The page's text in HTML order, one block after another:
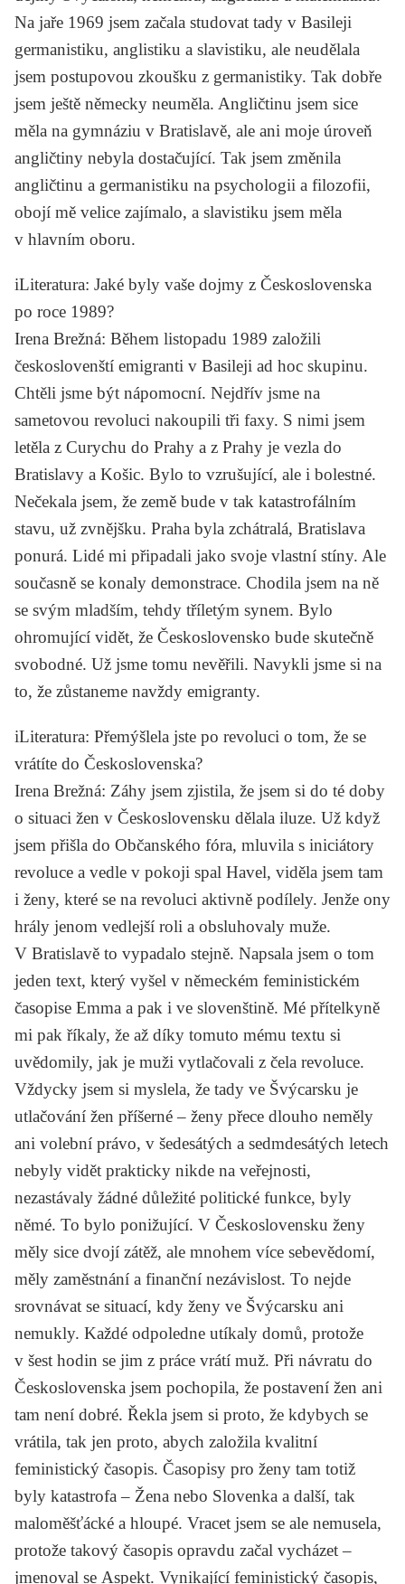
Na jaře 1969 jsem začala studovat tady v Basileji
germanistiku, anglistiku a slavistiku, ale neudělala
jsem postupovou zkoušku z germanistiky. Tak dobře
jsem ještě německy neuměla. Angličtinu jsem sice
měla na gymnáziu v Bratislavě, ale ani moje úroveň
angličtiny nebyla dostačující. Tak jsem změnila
angličtinu a germanistiku na psychologii a filozofii,
obojí mě velice zajímalo, a slavistiku jsem měla
v hlavním oboru.
iLiteratura: Jaké byly vaše dojmy z Československa
po roce 1989?
Irena Brežná: Během listopadu 1989 založili
českoslovenští emigranti v Basileji ad hoc skupinu.
Chtěli jsme být nápomocní. Nejdřív jsme na
sametovou revoluci nakoupili tři faxy. S nimi jsem
letěla z Curychu do Prahy a z Prahy je vezla do
Bratislavy a Košic. Bylo to vzrušující, ale i bolestné.
Nečekala jsem, že země bude v tak katastrofálním
stavu, už zvnějšku. Praha byla zchátralá, Bratislava
ponurá. Lidé mi připadali jako svoje vlastní stíny. Ale
současně se konaly demonstrace. Chodila jsem na ně
se svým mladším, tehdy tříletým synem. Bylo
ohromující vidět, že Československo bude skutečně
svobodné. Už jsme tomu nevěřili. Navykli jsme si na
to, že zůstaneme navždy emigranty.
iLiteratura: Přemýšlela jste po revoluci o tom, že se
vrátíte do Československa?
Irena Brežná: Záhy jsem zjistila, že jsem si do té doby
o situaci žen v Československu dělala iluze. Už když
jsem přišla do Občanského fóra, mluvila s iniciátory
revoluce a vedle v pokoji spal Havel, viděla jsem tam
i ženy, které se na revoluci aktivně podílely. Jenže ony
hrály jenom vedlejší roli a obsluhovaly muže.
V Bratislavě to vypadalo stejně. Napsala jsem o tom
jeden text, který vyšel v německém feministickém
časopise Emma a pak i ve slovenštině. Mé přítelkyně
mi pak říkaly, že až díky tomuto mému textu si
uvědomily, jak je muži vytlačovali z čela revoluce.
Vždycky jsem si myslela, že tady ve Švýcarsku je
utlačování žen příšerné – ženy přece dlouho neměly
ani volební právo, v šedesátých a sedmdesátých letech
nebyly vidět prakticky nikde na veřejnosti,
nezastávaly žádné důležité politické funkce, byly
němé. To bylo ponižující. V Československu ženy
měly sice dvojí zátěž, ale mnohem více sebevědomí,
měly zaměstnání a finanční nezávislost. To nejde
srovnávat se situací, kdy ženy ve Švýcarsku ani
nemukly. Každé odpoledne utíkaly domů, protože
v šest hodin se jim z práce vrátí muž. Při návratu do
Československa jsem pochopila, že postavení žen ani
tam není dobré. Řekla jsem si proto, že kdybych se
vrátila, tak jen proto, abych založila kvalitní
feministický časopis. Časopisy pro ženy tam totiž
byly katastrofa – Žena nebo Slovenka a další, tak
maloměšťácké a hloupé. Vracet jsem se ale nemusela,
protože takový časopis opravdu začal vycházet –
jmenoval se Aspekt. Vynikající feministický časopis,